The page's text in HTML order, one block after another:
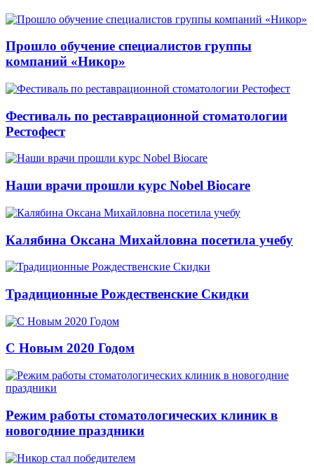
Прошло обучение специалистов группы
компаний «Никор»
Фестиваль по реставрационной стоматологии
Рестофест
Наши врачи прошли курс Nobel Biocare
Калябина Оксана Михайловна посетила учебу
Традиционные Рождественские Скидки
С Новым 2020 Годом
Режим работы стоматологических клиник в
новогодние праздники